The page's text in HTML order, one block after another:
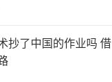
抄了中国的作业吗 借